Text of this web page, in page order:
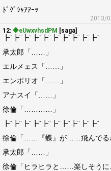
ﾄﾞｸﾞｼｬｱｱｰｯ
2013/
12: ◆eUwxvhsdPM [saga]
┣¨┣¨┣¨┣¨┣¨┣¨┣¨┣¨┣¨┣¨
承太郎「……」
エルメェス「……」
エンポリオ「……」
アナスイ「……」
徐倫「…………」
┣¨┣¨┣¨┣¨┣¨┣¨┣¨┣¨┣¨┣¨
徐倫「……『蝶』が……飛んでる
承太郎「……」
徐倫「ヒラヒラと……楽しそう